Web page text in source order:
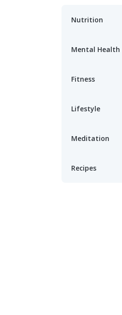
Nutrition
Mental Health
Fitness
Lifestyle
Meditation
Recipes